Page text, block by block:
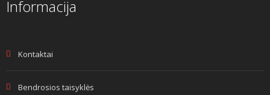
Informacija
Kontaktai
Bendrosios taisyklės